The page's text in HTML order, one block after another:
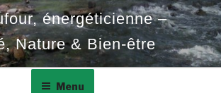
énergéticienne –
Nature & Bien-être
Menu